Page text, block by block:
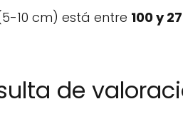
10 cm) está entre 100 y
de